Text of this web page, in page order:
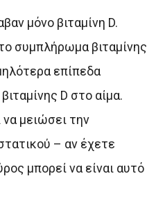
μόνο βιταμίνη D.
συμπλήρωμα βιταμίνης
επίπεδα
D στο αίμα.
μειώσει την
– αν έχετε
μπορεί να είναι αυτό